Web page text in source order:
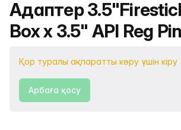
Өнімнің атауы
Адаптер
Box x 3.5" API Reg Pin
Қор туралы ақпаратты көру үшін кіру
Арбаға қосу